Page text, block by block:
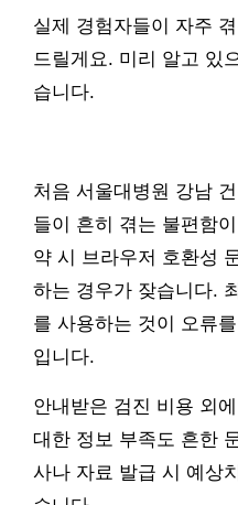
실제 경험자들이 자주
드릴게요. 미리 알고 있
습니다.
처음 서울대병원 강남
들이 흔히 겪는 불편함
약 시 브라우저 호환성
하는 경우가 잦습니다.
를 사용하는 것이 오류
입니다.
안내받은 검진 비용 외
대한 정보 부족도 흔한
사나 자료 발급 시 예상